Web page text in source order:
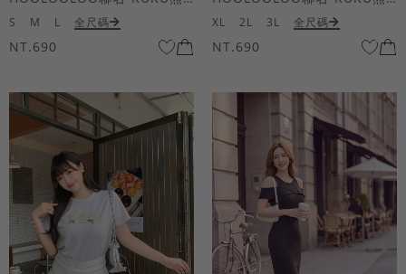
S M L 全尺碼
NT.690
XL 2L 3L 全尺碼
NT.690